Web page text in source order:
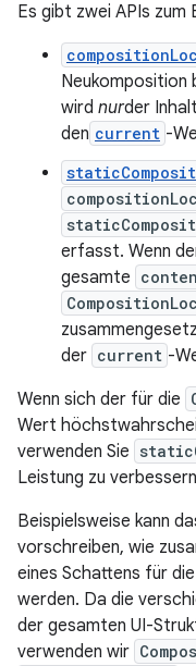
Es gibt zwei APIs zum
wird nurder
den current -
erfasst. Wenn
gesamte
der current -
Wenn sich der für die
Wert
verwenden Sie
Leistung zu
Beispielsweise kann
vorschreiben, wie
eines Schattens für
werden. Da die
der gesamten UI-
verwenden wir